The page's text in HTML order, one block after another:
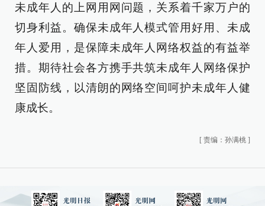
未成年人的上网用网问题，关系着千家万户的
切身利益。确保未成年人模式管用好用、未成
年人爱用，是保障未成年人网络权益的有益举
措。期待社会各方携手共筑未成年人网络保护
坚固防线，以清朗的网络空间呵护未成年人健
康成长。
[ 责编：孙满桃 ]